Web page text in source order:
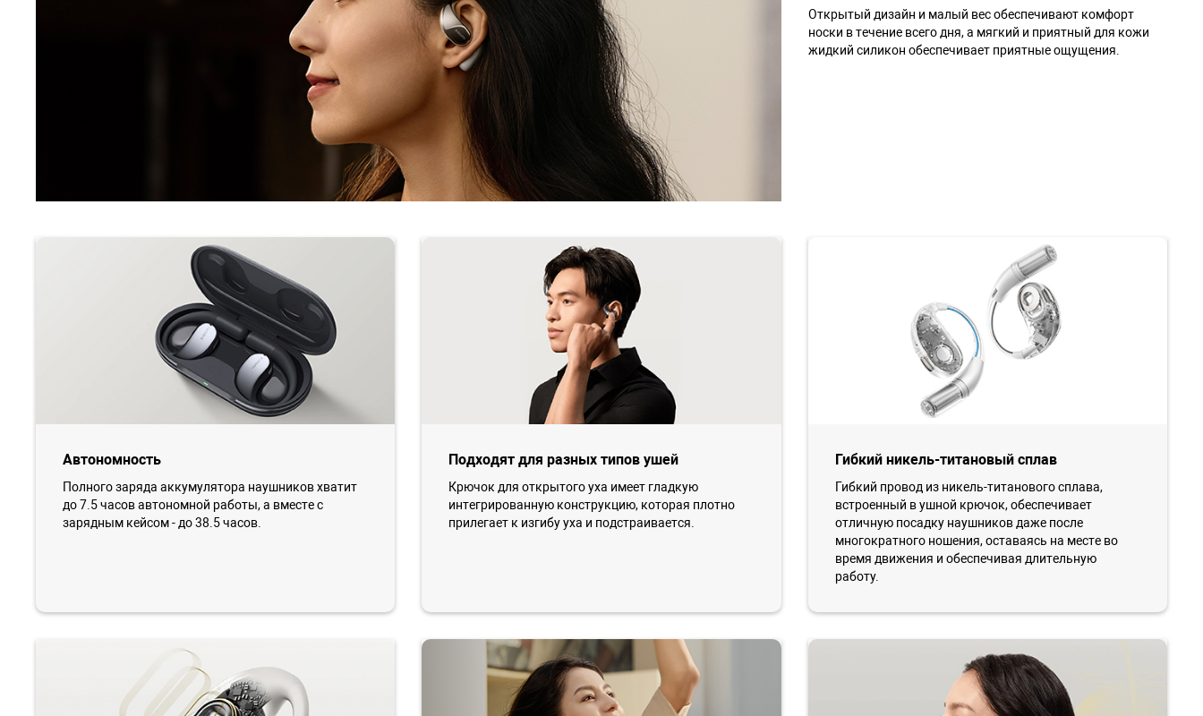
Открытый дизайн и малый вес обеспечивают комфорт
носки в течение всего дня, а мягкий и приятный для кожи
жидкий силикон обеспечивает приятные ощущения.
Автономность
Полного заряда аккумулятора наушников хватит
до 7.5 часов автономной работы, а вместе с
зарядным кейсом - до 38.5 часов.
Подходят для разных типов ушей
Крючок для открытого уха имеет гладкую
интегрированную конструкцию, которая плотно
прилегает к изгибу уха и подстраивается.
Гибкий никель-титановый сплав
Гибкий провод из никель-титанового сплава,
встроенный в ушной крючок, обеспечивает
отличную посадку наушников даже после
многократного ношения, оставаясь на месте во
время движения и обеспечивая длительную
работу.